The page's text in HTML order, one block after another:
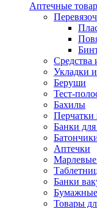
Аптечные
Средства
Укладки
Беруши
Тест-
Бахилы
Перчатки
Банки
Аптечки
Марлевые
Банки
Бумажные
Товары